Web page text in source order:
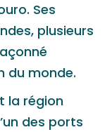
Ses
plusieurs
du monde.
la région
des ports